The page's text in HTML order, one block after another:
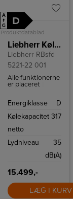
A
↑
G
D
Produktdatablad
Liebherr Køleskab m/fryseboks RBsfd 5221-22 001
Liebherr RBsfd
5221-22 001
Alle funktionerne
er placeret
let tryk med din
eksempel nemt
funktionerne eller
køleskabs
Energiklasse
D
Kølekapacitet
netto
317
Lydniveau
35
dB(A)
15.499,-
LÆG I KURV